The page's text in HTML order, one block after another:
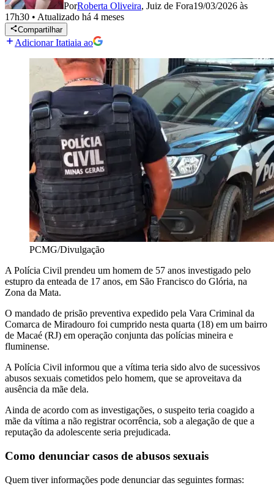
PorRoberta Oliveira, Juiz de Fora19/03/2026 às
17h30 • Atualizado há 4 meses
Compartilhar
Adicionar Itatiaia ao
PCMG/Divulgação
A Polícia Civil prendeu um homem de 57 anos investigado pelo
estupro da enteada de 17 anos, em São Francisco do Glória, na
Zona da Mata.
O mandado de prisão preventiva expedido pela Vara Criminal da
Comarca de Miradouro foi cumprido nesta quarta (18) em um bairro
de Macaé (RJ) em operação conjunta das polícias mineira e
fluminense.
A Polícia Civil informou que a vítima teria sido alvo de sucessivos
abusos sexuais cometidos pelo homem, que se aproveitava da
ausência da mãe dela.
Ainda de acordo com as investigações, o suspeito teria coagido a
mãe da vítima a não registrar ocorrência, sob a alegação de que a
reputação da adolescente seria prejudicada.
Como denunciar casos de abusos sexuais
Quem tiver informações pode denunciar das seguintes formas: